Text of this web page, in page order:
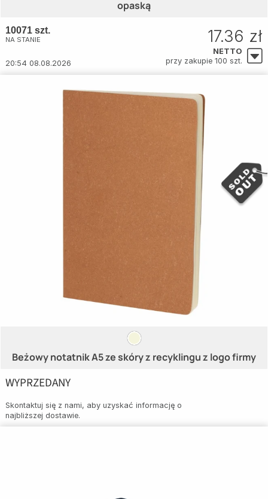
opaską
10071 szt.
NA STANIE
20:54 08.08.2026
17.36 zł
NETTO
przy zakupie 100 szt.
Beżowy notatnik A5 ze skóry z recyklingu z logo firmy
WYPRZEDANY
Skontaktuj się z nami, aby uzyskać informację o
najbliższej dostawie.